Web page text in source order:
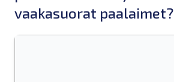
vaakasuorat paalaimet?